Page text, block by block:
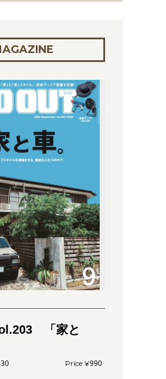
「家と
990